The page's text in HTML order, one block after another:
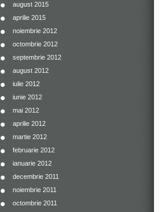
august 2015
aprilie 2015
noiembrie 2012
octombrie 2012
septembrie 2012
august 2012
iulie 2012
iunie 2012
mai 2012
aprilie 2012
martie 2012
februarie 2012
ianuarie 2012
decembrie 2011
noiembrie 2011
octombrie 2011